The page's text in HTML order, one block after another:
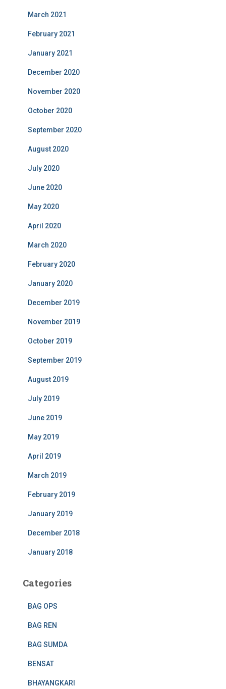
March 2021
February 2021
January 2021
December 2020
November 2020
October 2020
September 2020
August 2020
July 2020
June 2020
May 2020
April 2020
March 2020
February 2020
January 2020
December 2019
November 2019
October 2019
September 2019
August 2019
July 2019
June 2019
May 2019
April 2019
March 2019
February 2019
January 2019
December 2018
January 2018
Categories
BAG OPS
BAG REN
BAG SUMDA
BENSAT
BHAYANGKARI